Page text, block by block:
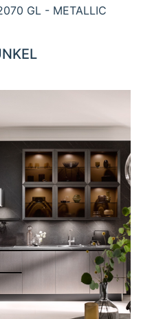
GL - METALLIC